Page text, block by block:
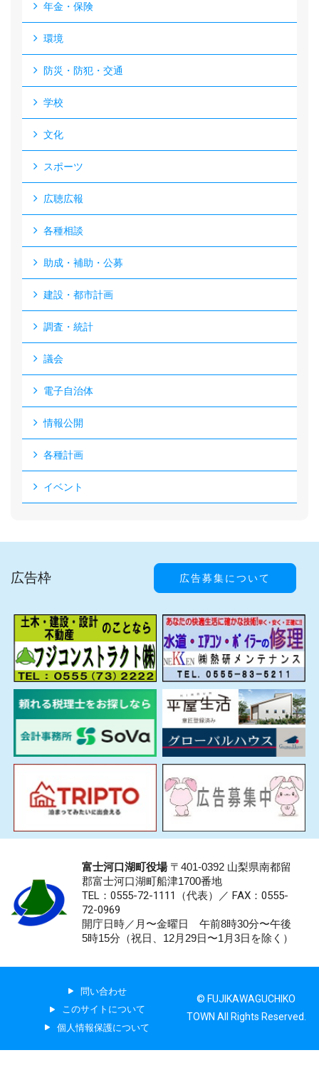
年金・保険
環境
防災・防犯・交通
学校
文化
スポーツ
広聴広報
各種相談
助成・補助・公募
建設・都市計画
調査・統計
議会
電子自治体
情報公開
各種計画
イベント
広告枠 広告募集について
富士河口湖町役場〒401-0392 山梨県南都留
郡富士河口湖町船津1700番地
TEL：0555-72-1111 （代表）／ FAX：0555-
72-0969
開庁日時／月〜金曜日 午前8時30分〜午後
5時15分（祝日、12月29日〜1月3日を除く）
問い合わせ
このサイトについて
個人情報保護について
© FUJIKAWAGUCHIKO
TOWN All Rights Reserved.